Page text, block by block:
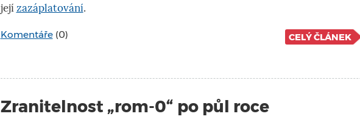
jejízazáplatování.
Komentáře (0) CELÝ ČLÁNEK
Zranitelnost „rom-0“ po půl roce